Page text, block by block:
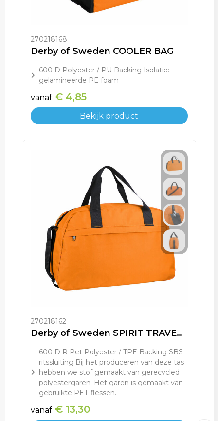
270218168
Derby of Sweden COOLER BAG
600 D Polyester / PU Backing Isolatie:
gelamineerde PE foam
vanaf € 4,85
Bekijk product
270218162
Derby of Sweden SPIRIT TRAVELBAG (RPET)
600 D R Pet Polyester / TPE Backing SBS
ritssluiting Bij het produceren van deze tas
hebben we stof gemaakt van gerecycled
polyestergaren. Het garen is gemaakt van
gebruikte PET-flessen.
vanaf € 13,30